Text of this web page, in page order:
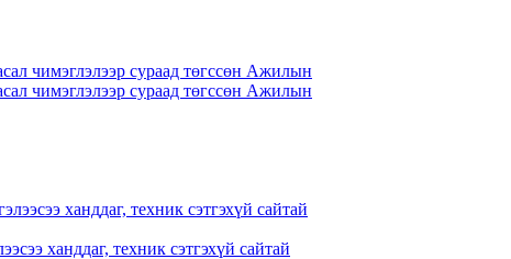
чимэглэлээр сураад төгссөн Ажилын
чимэглэлээр сураад төгссөн Ажилын
ханддаг, техник сэтгэхүй сайтай